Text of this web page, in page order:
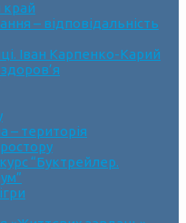
край
– відповідальність
Іван Карпенко-Карий
– територія
“Буктрейлер.